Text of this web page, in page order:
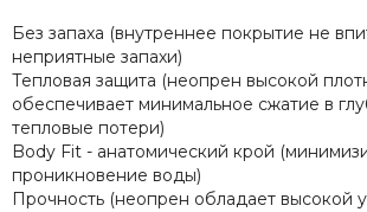
Без запаха (внутреннее покрытие не
неприятные запахи)
Тепловая защита (неопрен высокой
обеспечивает минимальное сжатие в
тепловые потери)
Body Fit - анатомический крой
проникновение воды)
Прочность (неопрен обладает высокой